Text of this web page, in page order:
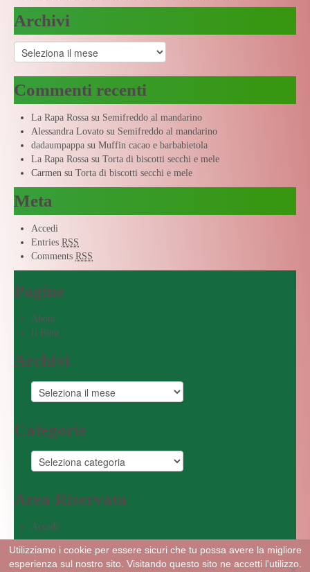
Archivi
Archivi
Commenti recenti
La Rapa Rossa su Semifreddo al mandarino
Alessandra Lovato su Semifreddo al mandarino
dadaumpappa su Muffin cacao e barbabietola
La Rapa Rossa su Torta di biscotti secchi e mele
Carmen su Torta di biscotti secchi e mele
Meta
Accedi
Entries RSS
Comments RSS
Pagine
About
Il Blog
Archivi
Categorie
Area Riservata
Accedi
Powered by DiGiFast
© La Rapa Rossa info@laraparossa.it
Utilizziamo i cookie per essere sicuri che tu possa avere la migliore
esperienza sul nostro sito. Visitando questo sito ne accetti l'utilizzo.